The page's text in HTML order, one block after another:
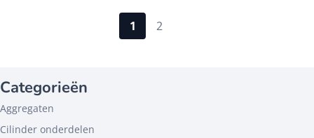
1 2
Categorieën
Aggregaten
Cilinder onderdelen